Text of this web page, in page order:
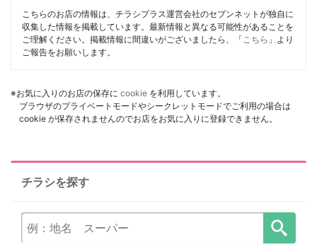
こちらのお店の情報は、チラシプラス運営会社のセブンネットが独自に
収集した情報を掲載しています。最新情報と異なる可能性があることを
ご理解ください。掲載情報に間違いがございましたら、「 こちら 」より
ご報告をお願いします。
※お気に入りのお店の保存に cookie を利用しています。
ブラウザのプライベートモードやシークレットモードでご利用の場合は
cookie が保存されませんのでお店をお気に入りに登録できません。
チラシを探す